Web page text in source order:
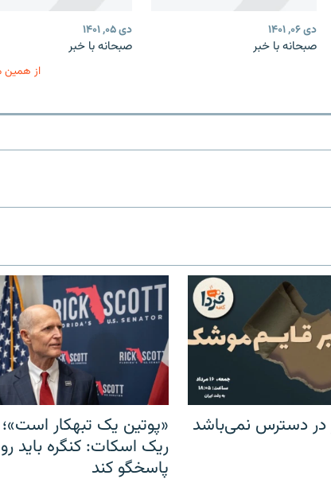
دی ۰۶, ۱۴۰۱
صبحانه با خبر
دی ۰۵, ۱۴۰۱
صبحانه با خبر
از همین
در دسترس نمی‌باشد
«پوتین یک تبهکار است»؛
ریک اسکات: کنگره باید
پاسخگو کند